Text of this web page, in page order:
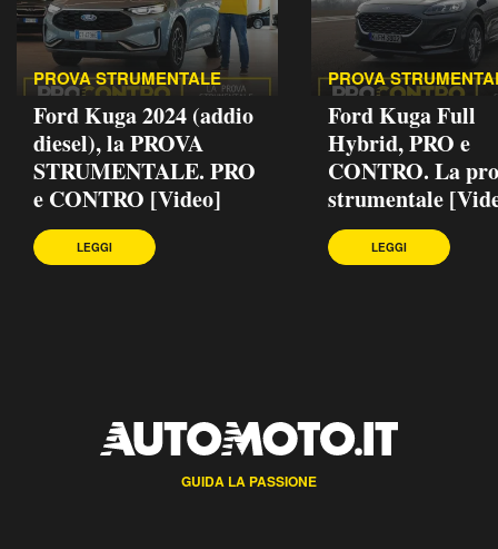
PROVA STRUMENTALE
Ford Kuga 2024 (addio
diesel), la PROVA
STRUMENTALE. PRO
e CONTRO [Video]
LEGGI
PROVA
Ford Kuga Full
Hybrid, PRO e
CONTRO. La
strumentale
LEGGI
GUIDA LA PASSIONE